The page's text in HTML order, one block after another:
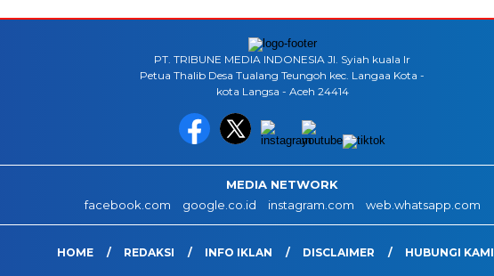
PT. TRIBUNE MEDIA INDONESIA Jl. Syiah kuala lr
Petua Thalib Desa Tualang Teungoh kec. Langaa Kota -
kota Langsa - Aceh 24414
MEDIA NETWORK
facebook.com
google.co.id instagram.com web.whatsapp.com
HOME REDAKSI INFO IKLAN DISCLAIMER HUBUNGI KAMI